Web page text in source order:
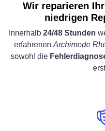
Wir reparieren
niedrigen
Innerhalb 24/48 Stunden
erfahrenen Archimede
sowohl die